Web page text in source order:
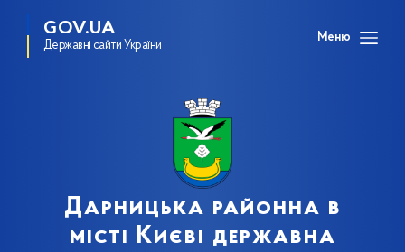
GOV.UA
Державні сайти України
Меню
Дарницька районна в
місті Києві державна